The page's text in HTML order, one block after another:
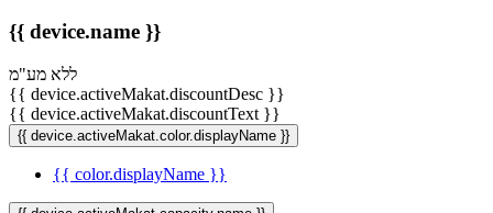
{{ device.name }}
ללא מע"מ
{{ device.activeMakat.discountDesc }}
{{ device.activeMakat.discountText }}
{{ device.activeMakat.color.displayName }}
{{ color.displayName }}